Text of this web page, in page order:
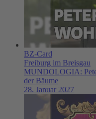
BZ-Card
Freiburg im Breisgau
MUNDOLOGIA:
der Bäume
28. Januar 2027